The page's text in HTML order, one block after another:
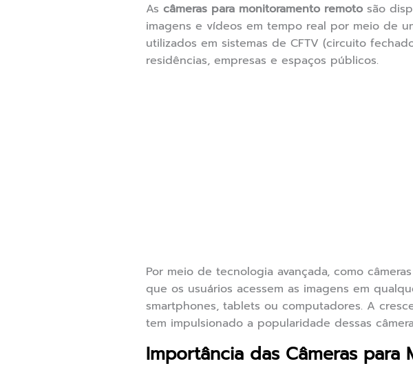
As câmeras para monitoramento remoto são
imagens e vídeos em tempo real por meio de
utilizados em sistemas de CFTV (circuito
residências, empresas e espaços públicos.
Por meio de tecnologia avançada, como
que os usuários acessem as imagens em
smartphones, tablets ou computadores. A
tem impulsionado a popularidade dessas
Importância das Câmeras para